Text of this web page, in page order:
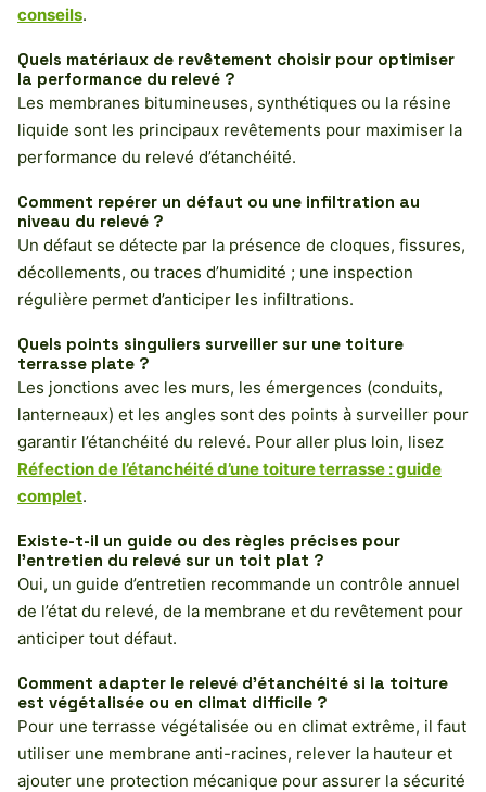
conseils.
Quels matériaux de revêtement choisir pour optimiser
la performance du relevé ?
Les membranes bitumineuses, synthétiques ou la résine
liquide sont les principaux revêtements pour maximiser la
performance du relevé d’étanchéité.
Comment repérer un défaut ou une infiltration au
niveau du relevé ?
Un défaut se détecte par la présence de cloques, fissures,
décollements, ou traces d’humidité ; une inspection
régulière permet d’anticiper les infiltrations.
Quels points singuliers surveiller sur une toiture
terrasse plate ?
Les jonctions avec les murs, les émergences (conduits,
lanterneaux) et les angles sont des points à surveiller pour
garantir l’étanchéité du relevé. Pour aller plus loin, lisez
Réfection de l’étanchéité d’une toiture terrasse : guide
complet.
Existe-t-il un guide ou des règles précises pour
l’entretien du relevé sur un toit plat ?
Oui, un guide d’entretien recommande un contrôle annuel
de l’état du relevé, de la membrane et du revêtement pour
anticiper tout défaut.
Comment adapter le relevé d’étanchéité si la toiture
est végétalisée ou en climat difficile ?
Pour une terrasse végétalisée ou en climat extrême, il faut
utiliser une membrane anti-racines, relever la hauteur et
ajouter une protection mécanique pour assurer la sécurité